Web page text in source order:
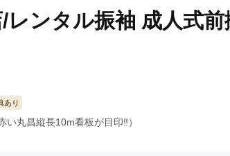
茨城県(93)
群馬県(57) 栃木県
ンタル振袖 成人式前
あり
丸昌縦長10m看板が目印‼︎）